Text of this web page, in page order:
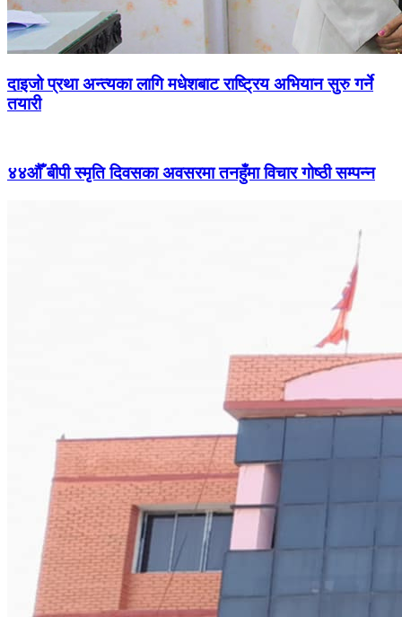
दाइजो प्रथा अन्त्यका लागि मधेशबाट राष्ट्रिय अभियान सुरु गर्ने
तयारी
४४औँ बीपी स्मृति दिवसका अवसरमा तनहुँमा विचार गोष्ठी सम्पन्न